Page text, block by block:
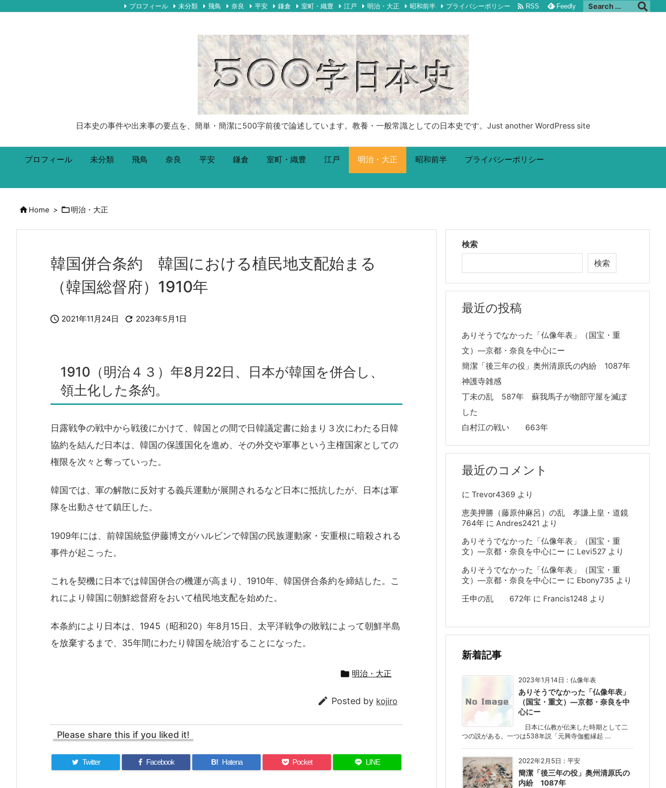
日本史の事件や出来事の要点を、簡単・簡潔に500字前後で論述しています。教養・一般常識としての日本史です。Just another WordPress site
プロフィール 未分類 飛鳥 奈良 平安 鎌倉 室町・織豊 江戸 明治・大正 昭和前半 プライバシーポリシー
プロフィール 未分類 飛鳥 奈良 平安 鎌倉 室町・織豊 江戸 明治・大正 昭和前半 プライバシーポリシー  RSS Feedly
 Home > 明治・大正
韓国併合条約 韓国における植民地支配始まる
（韓国総督府）1910年
 2021年11月24日  2023年5月1日
1910（明治４３）年8月22日、日本が韓国を併合し、
領土化した条約。
日露戦争の戦中から戦後にかけて、韓国との間で日韓議定書に始まり３次にわたる日韓
協約を結んだ日本は、韓国の保護国化を進め、その外交や軍事という主権国家としての
権限を次々と奪っていった。
韓国では、軍の解散に反対する義兵運動が展開されるなど日本に抵抗したが、日本は軍
隊を出動させて鎮圧した。
1909年には、前韓国統監伊藤博文がハルビンで韓国の民族運動家・安重根に暗殺される
事件が起こった。
これを契機に日本では韓国併合の機運が高まり、1910年、韓国併合条約を締結した。こ
れにより韓国に朝鮮総督府をおいて植民地支配を始めた。
本条約により日本は、1945（昭和20）年8月15日、太平洋戦争の敗戦によって朝鮮半島
を放棄するまで、35年間にわたり韓国を統治することになった。
 明治・大正
 Posted by kojiro
Please share this if you liked it!
Twitter Facebook B! Hatena Pocket LINE
検索
検索
最近の投稿
ありそうでなかった「仏像年表」（国宝・重
文）―京都・奈良を中心にー
簡潔「後三年の役」奥州清原氏の内紛 1087年
神護寺雑感
丁未の乱 587年 蘇我馬子が物部守屋を滅ぼ
した
白村江の戦い 663年
最近のコメント
に Trevor4369 より
恵美押勝（藤原仲麻呂）の乱 孝謙上皇・道鏡
764年 に Andres2421 より
ありそうでなかった「仏像年表」（国宝・重
文）―京都・奈良を中心にー に Levi527 より
ありそうでなかった「仏像年表」（国宝・重
文）―京都・奈良を中心にー に Ebony735 より
壬申の乱 672年 に Francis1248 より
新着記事
2023年1月14日 : 仏像年表
ありそうでなかった「仏像年表」
（国宝・重文）―京都・奈良を中
心にー
日本に仏教が伝来した時期として二
つの説がある。一つは538年説「元興寺伽藍縁起 ...
2022年2月5日 : 平安
簡潔「後三年の役」奥州清原氏の
内紛 1087年